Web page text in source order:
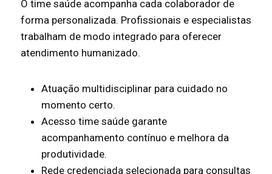
O time saúde acompanha cada colaborador de
forma personalizada. Profissionais e especialistas
trabalham de modo integrado para oferecer
atendimento humanizado.
Atuação multidisciplinar para cuidado no
momento certo.
Acesso time saúde garante
acompanhamento contínuo e melhora da
produtividade.
Rede credenciada selecionada para consultas